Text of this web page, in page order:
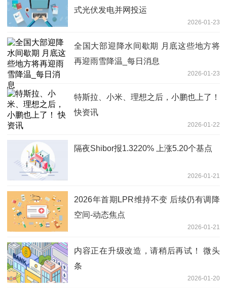
式光伏发电并网投运
2026-01-23
全国大部迎降水间歇期 月底这些地方将
再迎雨雪降温_每日消息
2026-01-23
特斯拉、小米、理想之后，小鹏也上了！
快资讯
2026-01-22
隔夜Shibor报1.3220% 上涨5.20个基点
2026-01-21
2026年首期LPR维持不变 后续仍有调降
空间-动态焦点
2026-01-21
内容正在升级改造，请稍后再试！ 微头
条
2026-01-20